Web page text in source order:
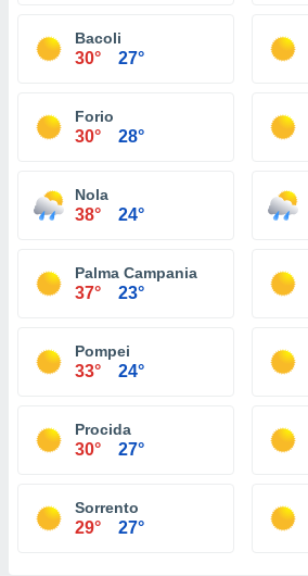
Bacoli
30° 27°
Forio
30° 28°
Nola
38° 24°
Palma Campania
37° 23°
Pompei
33° 24°
Procida
30° 27°
Sorrento
29° 27°